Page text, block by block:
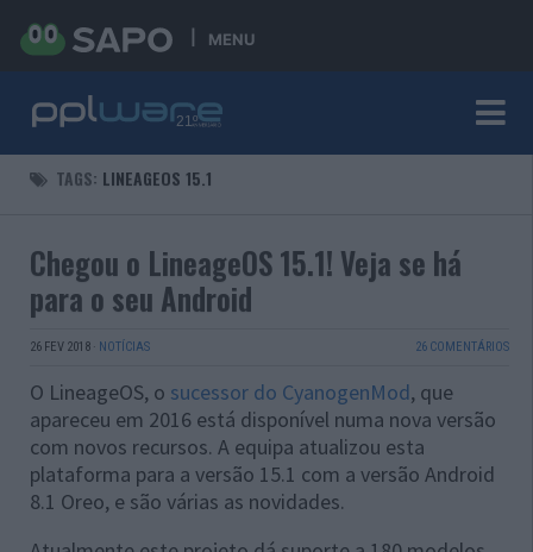
MENU
TAGS: LINEAGEOS 15.1
Chegou o LineageOS 15.1! Veja se há
para o seu Android
26 FEV 2018 · NOTÍCIAS 26 COMENTÁRIOS
O LineageOS, o sucessor do CyanogenMod, que
apareceu em 2016 está disponível numa nova versão
com novos recursos. A equipa atualizou esta
plataforma para a versão 15.1 com a versão Android
8.1 Oreo, e são várias as novidades.